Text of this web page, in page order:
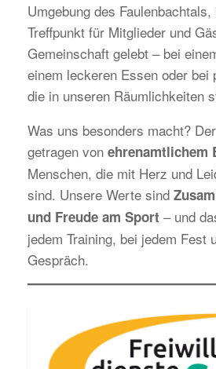
Umgebung des
Treffpunkt für Mitglieder und
Gemeinschaft gelebt – bei
einem leckeren Essen oder bei
die in unseren Räumlichkeiten
Was uns besonders macht?
getragen von ehrenamtlichem
Menschen, die mit Herz und
sind. Unsere Werte sind
und Freude am Sport – und
jedem Training, bei jedem Fest
Gespräch.